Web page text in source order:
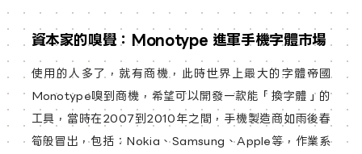
資本家的嗅覺：Monotype 進軍手機字體市場
使用的人多了，就有商機，此時世界上最大的字體帝國
Monotype嗅到商機，希望可以開發一款能「換字體」的
工具，當時在2007到2010年之間，手機製造商如雨後春
筍般冒出，包括：Nokia、Samsung、Apple等，作業系